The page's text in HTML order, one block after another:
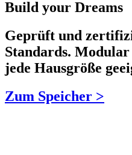
Build your Dreams
Geprüft und
Standards.
jede Hausgröße
Zum Speicher >